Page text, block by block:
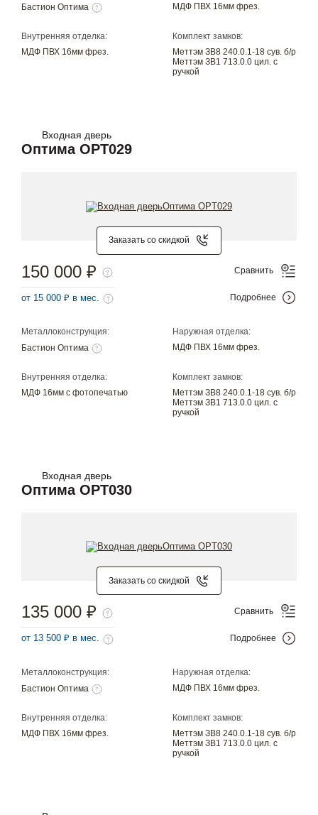
Бастион Оптима
МДФ ПВХ 16мм фрез.
Внутренняя отделка:
МДФ ПВХ 16мм фрез.
Комплект замков:
Меттэм ЗВ8 240.0.1-18 сув. б/р
Меттэм ЗВ1 713.0.0 цил. с
ручкой
Входная дверь
Оптима OPT029
Заказать со скидкой
Металлоконструкция:
Бастион Оптима
Наружная отделка:
МДФ ПВХ 16мм фрез.
Внутренняя отделка:
МДФ 16мм с фотопечатью
Комплект замков:
Меттэм ЗВ8 240.0.1-18 сув. б/р
Меттэм ЗВ1 713.0.0 цил. с
ручкой
150 000 ₽
от 15 000 ₽ в мес.
Сравнить
Подробнее
Входная дверь
Оптима OPT030
Заказать со скидкой
Металлоконструкция:
Бастион Оптима
Наружная отделка:
МДФ ПВХ 16мм фрез.
Внутренняя отделка:
МДФ ПВХ 16мм фрез.
Комплект замков:
Меттэм ЗВ8 240.0.1-18 сув. б/р
Меттэм ЗВ1 713.0.0 цил. с
ручкой
135 000 ₽
от 13 500 ₽ в мес.
Сравнить
Подробнее